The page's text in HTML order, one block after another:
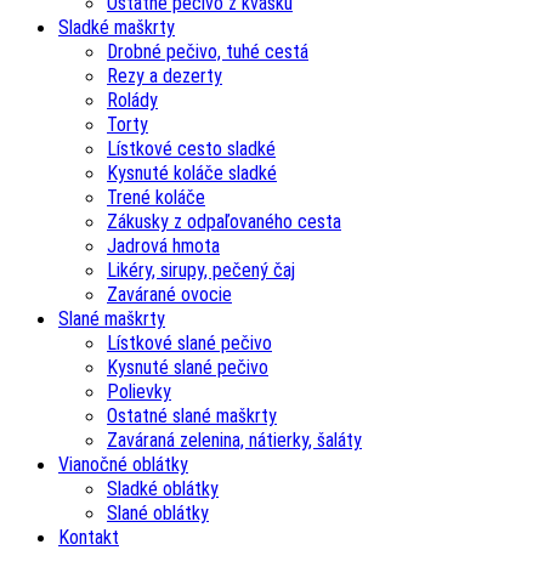
Sladké maškrty
Drobné pečivo, tuhé cestá
Rezy a dezerty
Rolády
Torty
Lístkové cesto sladké
Kysnuté koláče sladké
Trené koláče
Zákusky z odpaľovaného cesta
Jadrová hmota
Likéry, sirupy, pečený čaj
Zavárané ovocie
Slané maškrty
Lístkové slané pečivo
Kysnuté slané pečivo
Polievky
Ostatné slané maškrty
Zaváraná zelenina, nátierky, šaláty
Vianočné oblátky
Sladké oblátky
Slané oblátky
Kontakt